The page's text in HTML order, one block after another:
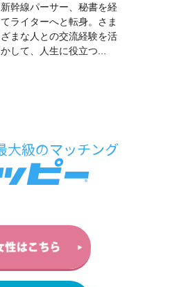
新幹線パーサー、秘書を経
てライターへと転身。さま
ざまな人との交流経験を活
かして、人生に役立つ...